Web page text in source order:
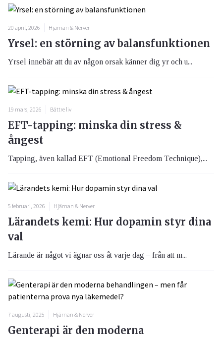
20 april, 2026 Hjärnan & Nerver
Yrsel: en störning av balansfunktionen
Yrsel innebär att du av någon orsak känner dig yr och u...
19 mars, 2026 Bättre liv
EFT-tapping: minska din stress &
ångest
Tapping, även kallad EFT (Emotional Freedom Technique),...
5 februari, 2026 Hjärnan & Nerver
Lärandets kemi: Hur dopamin styr dina
val
Lärande är något vi ägnar oss åt varje dag – från att m...
7 augusti, 2025 Hjärnan & Nerver
Genterapi är den moderna